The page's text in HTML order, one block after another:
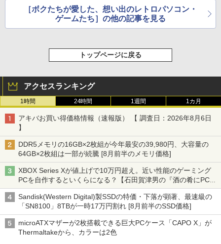
［ボクたちが愛した、想い出のレトロパソコン・
ゲームたち］の他の記事を見る
トップページに戻る
アクセスランキング
1時間 24時間 1週間 1カ月
アキバお買い得価格情報（速報版） 【 調査日：2026年8月6日
】
DDR5メモリの16GB×2枚組が今年最安の39,980円、大容量の
64GB×2枚組は一部が続騰 [8月前半のメモリ価格]
XBOX Series Xが値上げで10万円超え。近い性能のゲーミング
PCを自作するといくらになる？【石田賀津男の『酒の肴にPCゲ
ーム』】
Sandisk(Western Digital)製SSDの特価・下落が顕著、最速級の
「SN8100」8TBが一時17万円割れ [8月前半のSSD価格]
microATXマザーが2枚搭載できる巨大PCケース「CAPO X」が
Thermaltakeから、カラーは2色